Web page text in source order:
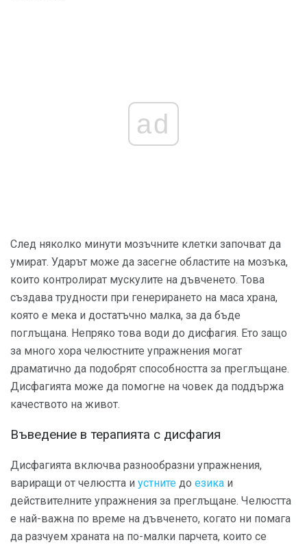
ad
След няколко минути мозъчните клетки започват да
умират. Ударът може да засегне областите на мозъка,
които контролират мускулите на дъвченето. Това
създава трудности при генерирането на маса храна,
която е мека и достатъчно малка, за да бъде
поглъщана. Непряко това води до дисфагия. Ето защо
за много хора челюстните упражнения могат
драматично да подобрят способността за преглъщане.
Дисфагията може да помогне на човек да поддържа
качеството на живот.
Въведение в терапията с дисфагия
Дисфагията включва разнообразни упражнения,
вариращи от челюстта и устните до езика и
действителните упражнения за преглъщане. Челюстта
е най-важна по време на дъвченето, когато ни помага
да разчуем храната на по-малки парчета, които се